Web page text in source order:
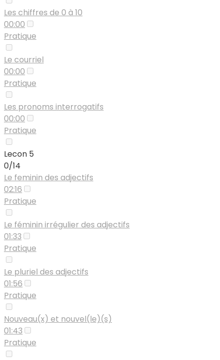
Les chiffres de 0 à 10
00:00
Pratique
Le courriel
00:00
Pratique
Les pronoms interrogatifs
00:00
Pratique
Lecon 5
0/14
Le feminin des adjectifs
02:16
Pratique
Le féminin irrégulier des adjectifs
01:33
Pratique
Le pluriel des adjectifs
01:56
Pratique
Nouveau(x) et nouvel(le)(s)
01:43
Pratique